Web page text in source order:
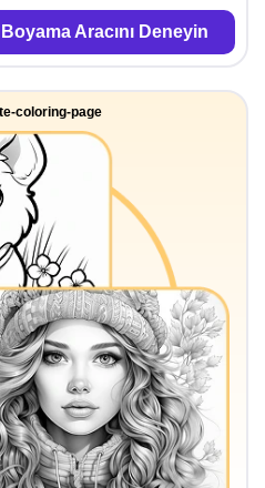
Aracını Deneyin
coloring-page